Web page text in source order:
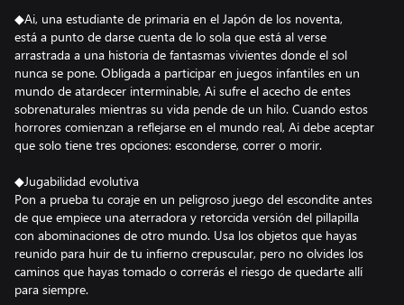
◆Ai, una estudiante de primaria en el Japón de los noventa,
está a punto de darse cuenta de lo sola que está al verse
arrastrada a una historia de fantasmas vivientes donde el sol
nunca se pone. Obligada a participar en juegos infantiles en un
mundo de atardecer interminable, Ai sufre el acecho de entes
sobrenaturales mientras su vida pende de un hilo. Cuando estos
horrores comienzan a reflejarse en el mundo real, Ai debe aceptar
que solo tiene tres opciones: esconderse, correr o morir.
◆Jugabilidad evolutiva
Pon a prueba tu coraje en un peligroso juego del escondite antes
de que empiece una aterradora y retorcida versión del pillapilla
con abominaciones de otro mundo. Usa los objetos que hayas
reunido para huir de tu infierno crepuscular, pero no olvides los
caminos que hayas tomado o correrás el riesgo de quedarte allí
para siempre.